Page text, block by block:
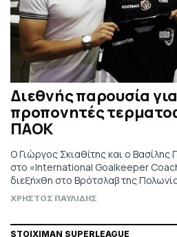
Διεθνής παρουσία
προπονητές
ΠΑΟΚ
Ο Γιώργος Σκιαθίτης και ο
στο «International Goalkeeper
διεξήχθη στο Βρότσλαβ της
ΧΡΗΣΤΟΣ ΠΑΥΛΙΔΗΣ
STOIXIMAN SUPERLEAGUE